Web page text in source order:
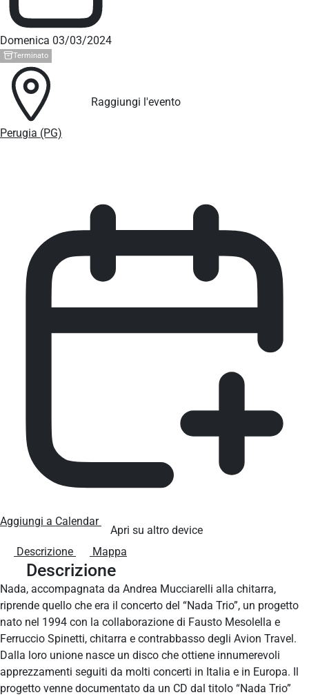
Domenica 03/03/2024
Terminato
Perugia (PG)
Raggiungi l'evento
Aggiungi a Calendar
Apri su altro device
Descrizione
Mappa
Descrizione
Nada, accompagnata da Andrea Mucciarelli alla chitarra,
riprende quello che era il concerto del “Nada Trio”, un progetto
nato nel 1994 con la collaborazione di Fausto Mesolella e
Ferruccio Spinetti, chitarra e contrabbasso degli Avion Travel.
Dalla loro unione nasce un disco che ottiene innumerevoli
apprezzamenti seguiti da molti concerti in Italia e in Europa. Il
progetto venne documentato da un CD dal titolo “Nada Trio”